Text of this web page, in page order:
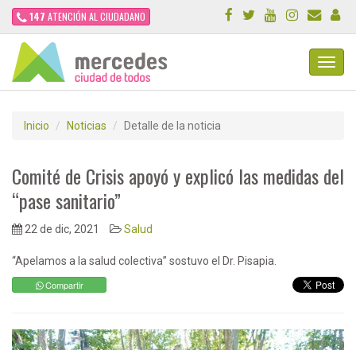
147 ATENCIÓN AL CIUDADANO
Inicio Noticias Detalle de la noticia
Comité de Crisis apoyó y explicó las medidas del
“pase sanitario”
22 de dic, 2021 Salud
“Apelamos a la salud colectiva” sostuvo el Dr. Pisapia.
Compartir